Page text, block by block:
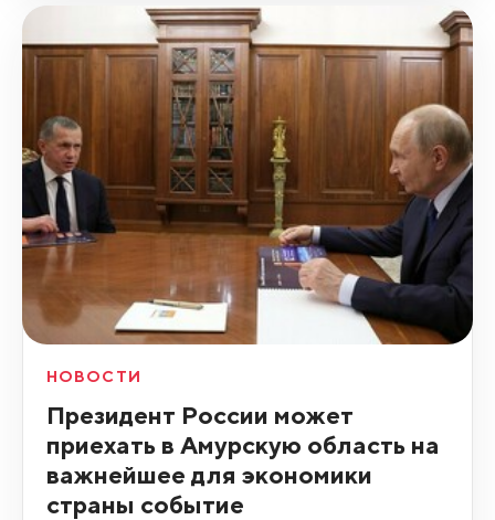
НОВОСТИ
Президент России может
приехать в Амурскую область на
важнейшее для экономики
страны событие